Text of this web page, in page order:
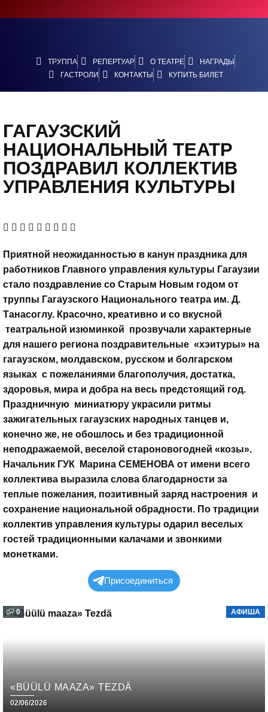
ТРУППА РЕПЕРТУАР О ТЕАТРЕ
НАГРАДЫ
ГАСТРОЛИ
КОНТАКТЫ КУПИТЬ БИЛЕТ
ГАГАУЗСКИЙ
НАЦИОНАЛЬНЫЙ ТЕАТР
ПОЗДРАВИЛ КОЛЛЕКТИВ
УПРАВЛЕНИЯ КУЛЬТУРЫ
Приятной неожиданностью в канун праздника для
работников Главного управления культуры Гагаузии
стало поздравление со Старым Новым годом от
труппы Гагаузского Национального театра им. Д.
Танасоглу. Красочно, креативно и со вкусной
театральной изюминкой прозвучали характерные
для нашего региона поздравительные «хэитуры» на
гагаузском, молдавском, русском и болгарском
языках с пожеланиями благополучия, достатка,
здоровья, мира и добра на весь предстоящий год.
Праздничную миниатюру украсили ритмы
зажигательных гагаузских народных танцев и,
конечно же, не обошлось и без традиционной
неподражаемой, веселой староновогодней «козы».
Начальник ГУК Марина СЕМЕНОВА от имени всего
коллектива выразила слова благодарности за
теплые пожелания, позитивный заряд настроения и
сохранение национальной обрадности. По традиции
коллектив управления культуры одарил веселых
гостей традиционными калачами и звонкими
монетками.
Присоединиться
0 АФИША
«BÜÜLÜ MAAZA» TEZDÄ
02/06/2026